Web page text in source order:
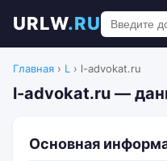
URLW.RU
Главная › L › l-advokat.ru
l-advokat.ru —
Основная